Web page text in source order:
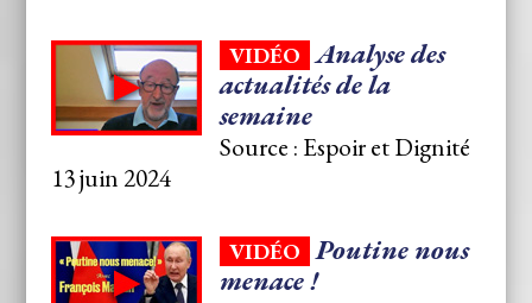
VIDÉO Analyse des
actualités de la
semaine
Source : Espoir et Dignité
13 juin 2024
VIDÉO Poutine nous
menace !